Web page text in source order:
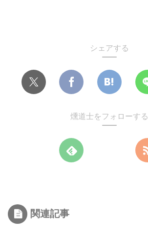
シェアする
燻道士をフォローする
関連記事